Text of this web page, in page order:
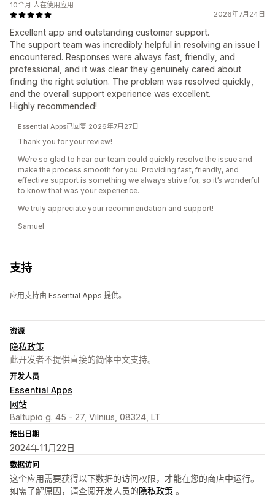
2026年7月24日
Excellent app and outstanding customer support.
The support team was incredibly helpful in resolving an issue I
encountered. Responses were always fast, friendly, and
professional, and it was clear they genuinely cared about
finding the right solution. The problem was resolved quickly,
and the overall support experience was excellent.
Highly recommended!
10个月 人在使用应用
Essential Apps已回复 2026年7月27日
Thank you for your review!
We’re so glad to hear our team could quickly resolve the issue and
make the process smooth for you. Providing fast, friendly, and
effective support is something we always strive for, so it’s wonderful
to know that was your experience.
We truly appreciate your recommendation and support!
Samuel
支持
应用支持由 Essential Apps 提供。
资源
隐私政策
此开发者不提供直接的简体中文支持。
开发人员
Essential Apps
网站
Baltupio g. 45 - 27, Vilnius, 08324, LT
推出日期
2024年11月22日
数据访问
这个应用需要获得以下数据的访问权限，才能在您的商店中运行。
如需了解原因，请查阅开发人员的隐私政策 。